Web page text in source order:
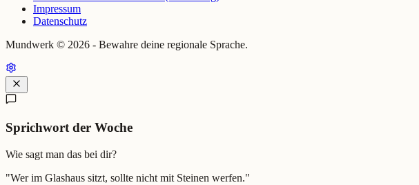
Impressum
Datenschutz
Mundwerk © 2026 - Bewahre deine regionale Sprache.
Sprichwort der Woche
Wie sagt man das bei dir?
"Wer im Glashaus sitzt, sollte nicht mit Steinen werfen."